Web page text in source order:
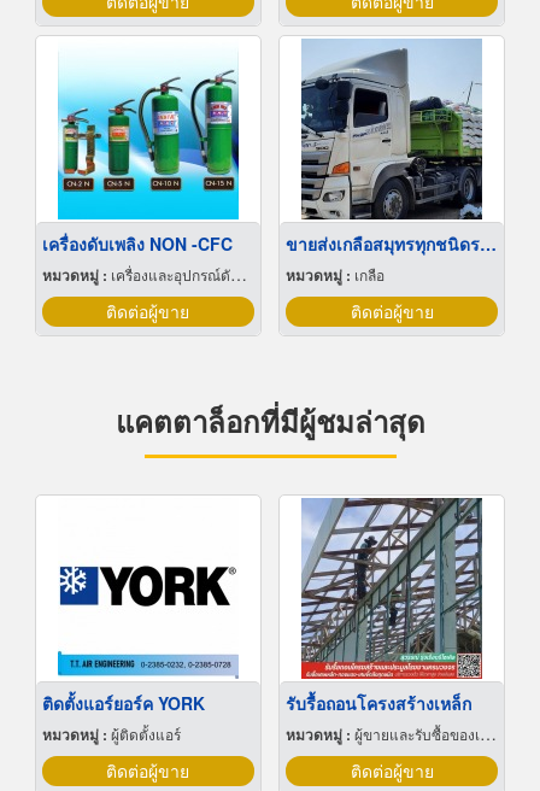
เครื่องดับเพลิง NON -CFC
หมวดหมู่ : เครื่องและอุปกรณ์ดับเพลิง
ติดต่อผู้ขาย
ขายส่งเกลือสมุทรทุกชนิดราคาถูก
หมวดหมู่ : เกลือ
ติดต่อผู้ขาย
แคตตาล็อกที่มีผู้ชมล่าสุด
ติดตั้งแอร์ยอร์ค YORK
หมวดหมู่ : ผู้ติดตั้งแอร์
ติดต่อผู้ขาย
รับรื้อถอนโครงสร้างเหล็ก
หมวดหมู่ : ผู้ขายและรับซื้อของเก่าและเศษเหล็ก
ติดต่อผู้ขาย